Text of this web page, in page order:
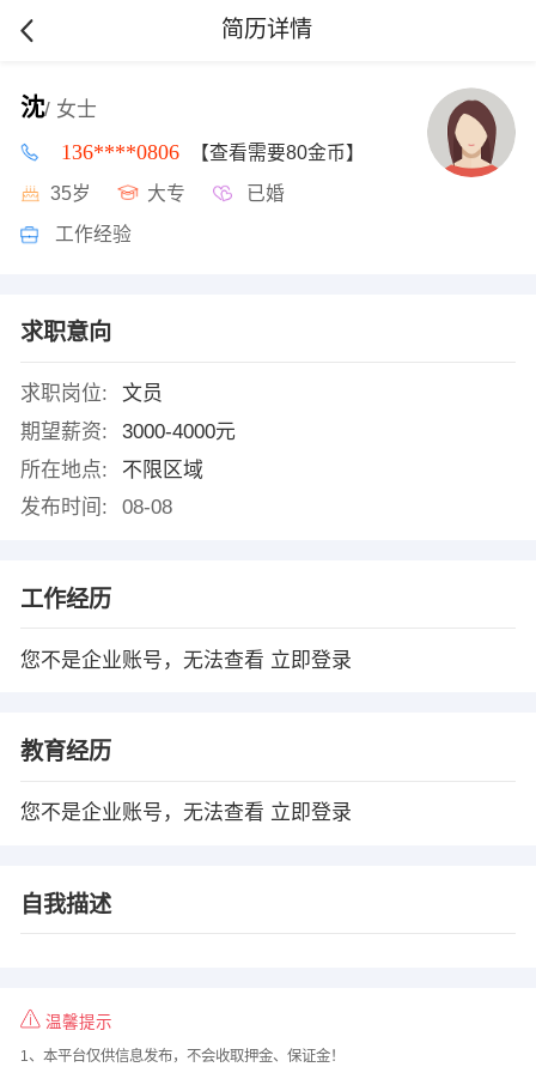
简历详情
沈/ 女士
136****0806 【查看需要80金币】
35岁 大专 已婚
工作经验
求职意向
求职岗位:
文员
期望薪资:
3000-4000元
所在地点:
不限区域
发布时间:
08-08
工作经历
您不是企业账号，无法查看 立即登录
教育经历
您不是企业账号，无法查看 立即登录
自我描述
温馨提示
1、本平台仅供信息发布，不会收取押金、保证金！